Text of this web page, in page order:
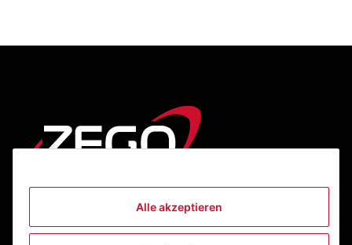
Alle akzeptieren
Informationen